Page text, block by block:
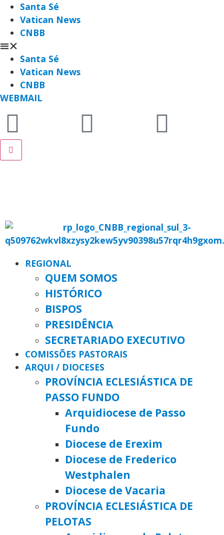
Santa Sé
Vatican News
CNBB
Santa Sé
Vatican News
CNBB
WEBMAIL
REGIONAL
QUEM SOMOS
HISTÓRICO
BISPOS
PRESIDÊNCIA
SECRETARIADO EXECUTIVO
COMISSÕES PASTORAIS
ARQUI / DIOCESES
PROVÍNCIA ECLESIÁSTICA DE
PASSO FUNDO
Arquidiocese de Passo
Fundo
Diocese de Erexim
Diocese de Frederico
Westphalen
Diocese de Vacaria
PROVÍNCIA ECLESIÁSTICA DE
PELOTAS